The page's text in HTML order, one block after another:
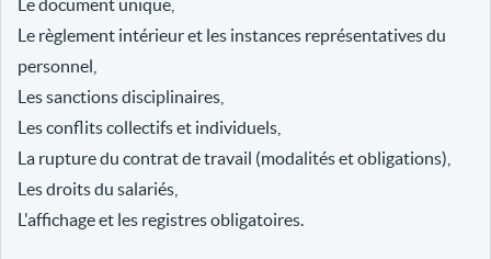
Le document unique,
Le règlement intérieur et les instances représentatives du
personnel,
Les sanctions disciplinaires,
Les conflits collectifs et individuels,
La rupture du contrat de travail (modalités et obligations),
Les droits du salariés,
L'affichage et les registres obligatoires.